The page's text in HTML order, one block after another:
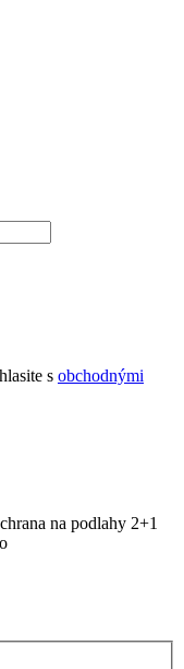
s obchodnými
na podlahy 2+1